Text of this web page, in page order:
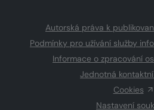
Autorská práva k
Podmínky pro užívání služby
Informace o zpracování
Jednotná
Cookies
Nastavení